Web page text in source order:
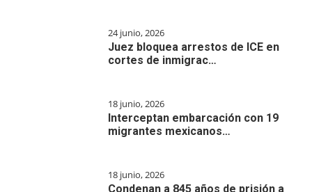
24 junio, 2026
Juez bloquea arrestos de ICE en
cortes de inmigrac…
18 junio, 2026
Interceptan embarcación con 19
migrantes mexicanos…
18 junio, 2026
Condenan a 845 años de prisión a